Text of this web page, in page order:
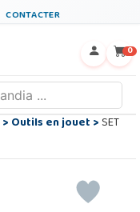
CONTACTER
0
>Outils en jouet>SET